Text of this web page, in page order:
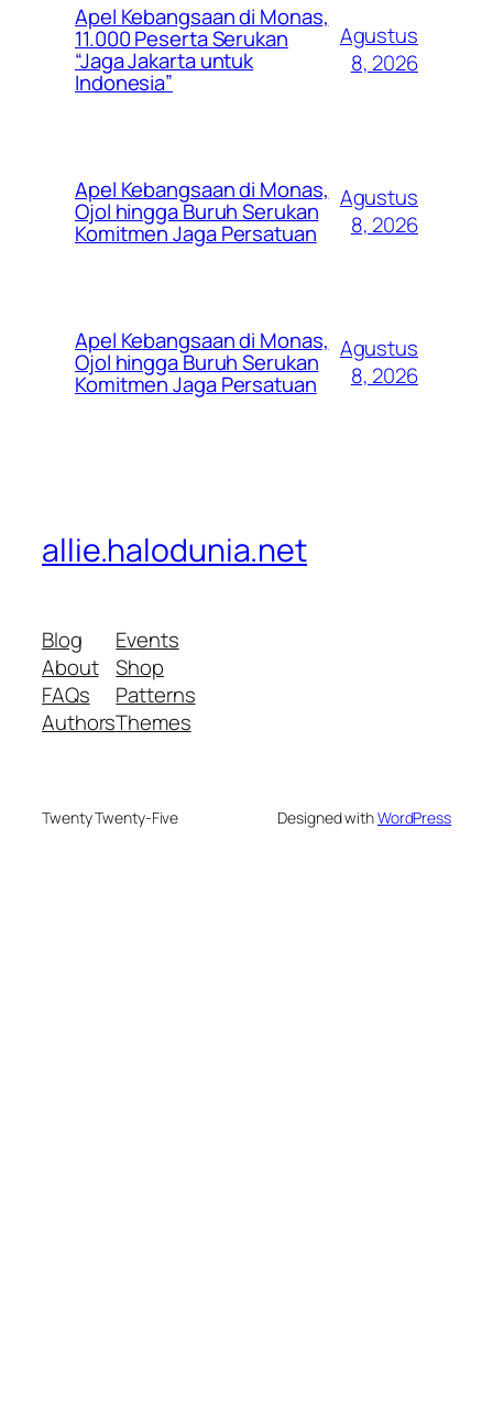
Apel Kebangsaan di Monas,
11.000 Peserta Serukan
“Jaga Jakarta untuk
Indonesia”
Agustus
8, 2026
Apel Kebangsaan di Monas,
Ojol hingga Buruh Serukan
Komitmen Jaga Persatuan
Agustus
8, 2026
Apel Kebangsaan di Monas,
Ojol hingga Buruh Serukan
Komitmen Jaga Persatuan
Agustus
8, 2026
allie.halodunia.net
Blog
About
FAQs
Authors
Events
Shop
Patterns
Themes
Twenty Twenty-Five Designed withWordPress